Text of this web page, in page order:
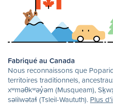
Fabriqué au Canada
Nous reconnaissons que
territoires traditionnels,
xʷməθkʷəy̓əm (Musqueam),
səlilwətaɬ (Tsleil-Waututh). Plus